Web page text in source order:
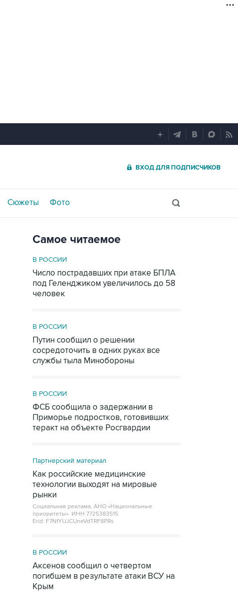
ВХОД ДЛЯ ПОДПИСЧИКОВ
Сюжеты Фото
Самое читаемое
В РОССИИ
Число пострадавших при атаке БПЛА
под Геленджиком увеличилось до 58
человек
В РОССИИ
Путин сообщил о решении
сосредоточить в одних руках все
службы тыла Минобороны
В РОССИИ
ФСБ сообщила о задержании в
Приморье подростков, готовивших
теракт на объекте Росгвардии
Партнерский материал
Как российские медицинские
технологии выходят на мировые
рынки
Социальная реклама, АНО «Национальные
приоритеты». ИНН 7725383515
Erid: F7NfYUJCUneVdTRF8PRs
В РОССИИ
Аксенов сообщил о четвертом
погибшем в результате атаки ВСУ на
Крым